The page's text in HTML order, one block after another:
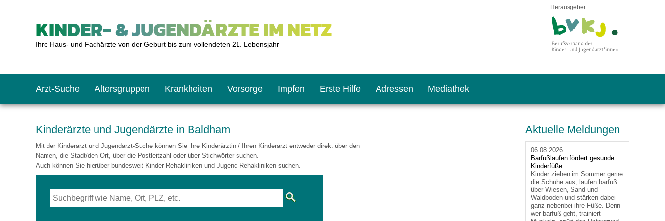
KINDER- & JUGENDÄRZTE IM NETZ
Ihre Haus- und Fachärzte von der Geburt bis zum vollendeten 21. Lebensjahr
Herausgeber:
Arzt-Suche Altersgruppen
Kleinkinder
Krankheiten Vorsorge
Kleinkind: U7 bis U9
Impfen
Impfen: Wann und wie oft?
Erste Hilfe
Giftnotruf
Adressen
Sozialpädiatrie
Mediathek
Körpergrößen-Rechner
Kinderärzte und Jugendärzte in Baldham
Mit der Kinderarzt und Jugendarzt-Suche können Sie Ihre Kinderärztin / Ihren Kinderarzt entweder direkt über den
Namen, die Stadt/den Ort, über die Postleitzahl oder über Stichwörter suchen.
Auch können Sie hierüber bundesweit Kinder-Rehakliniken und Jugend-Rehakliniken suchen.
Aktuelle Meldungen
06.08.2026
Barfußlaufen fördert gesunde
Kinderfüße
Kinder ziehen im Sommer gerne
die Schuhe aus, laufen barfuß
über Wiesen, Sand und
Waldboden und stärken dabei
ganz nebenbei ihre Füße. Denn
wer barfuß geht, trainiert